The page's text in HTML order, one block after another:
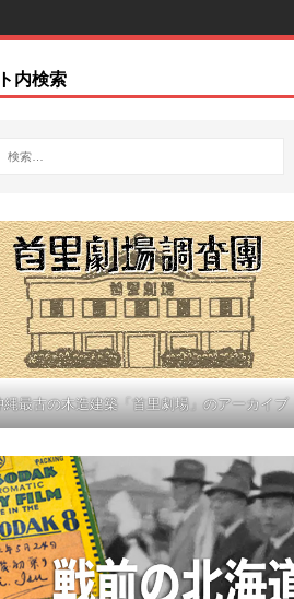
内検索
縄最古の木造建築「首里劇場」のアーカイブ